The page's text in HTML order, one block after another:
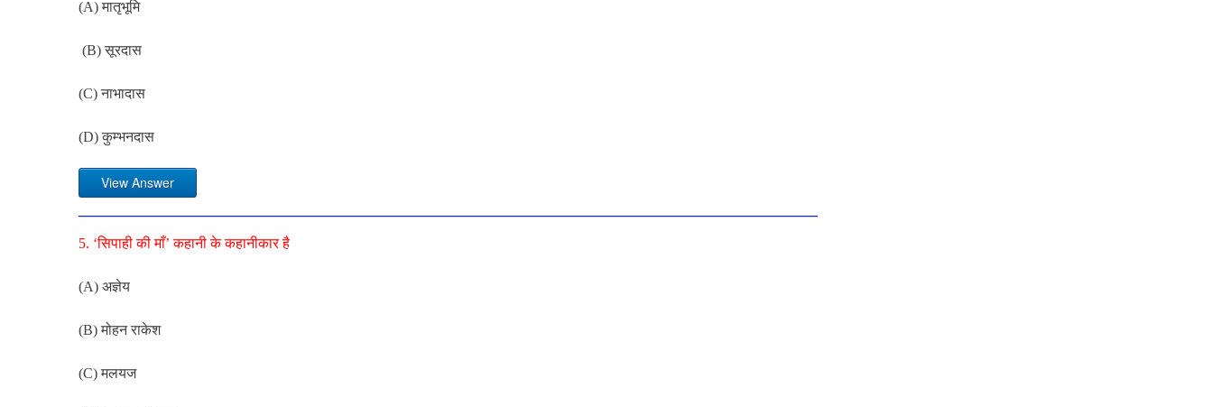
(A) मातृभूमि
(B) सूरदास
(C) नाभादास
(D) कुम्भनदास
View Answer
5. ‘सिपाही की माँ’ कहानी के कहानीकार है
(A) अज्ञेय
(B) मोहन राकेश
(C) मलयज